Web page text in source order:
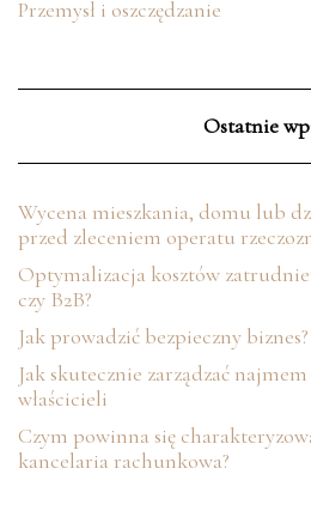
Przemysł i oszczędzanie
Ostatnie
Wycena mieszkania, domu lub
przed zleceniem operatu
Optymalizacja kosztów
czy B2B?
Jak prowadzić bezpieczny biznes?
Jak skutecznie zarządzać
właścicieli
Czym powinna się
kancelaria rachunkowa?